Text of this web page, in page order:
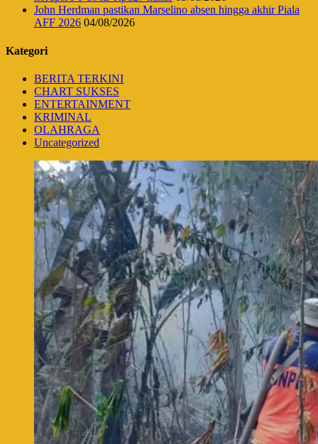
John Herdman pastikan Marselino absen hingga akhir Piala
AFF 2026 04/08/2026
Kategori
BERITA TERKINI
CHART SUKSES
ENTERTAINMENT
KRIMINAL
OLAHRAGA
Uncategorized